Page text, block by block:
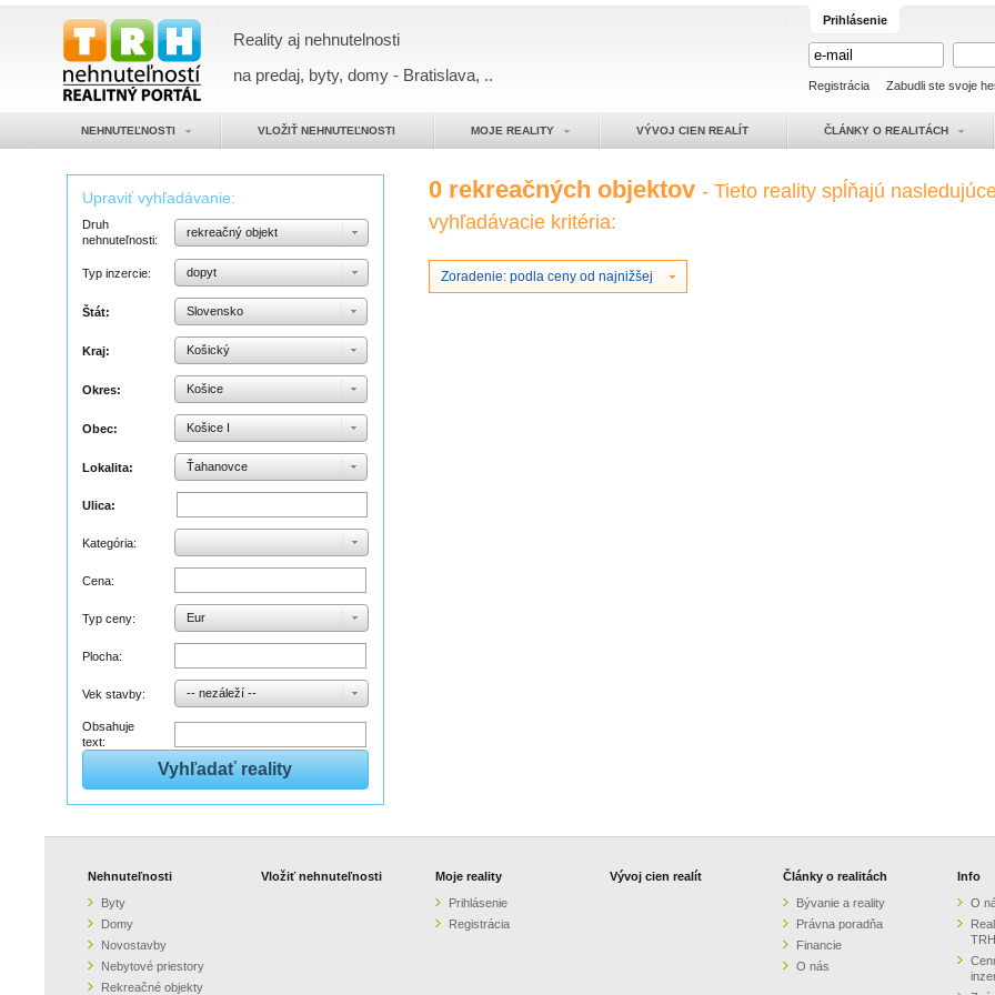
Reality aj nehnutelnosti
na predaj, byty, domy - Bratislava, ..
Prihlásenie
Registrácia Zabudli ste svoje
NEHNUTEĽNOSTI VLOŽIŤ NEHNUTEĽNOSTI MOJE REALITY VÝVOJ CIEN REALÍT ČLÁNKY O REALITÁCH
Upraviť vyhľadávanie:
Druh
nehnuteľnosti:
rekreačný objekt
Typ inzercie: dopyt
Štát: Slovensko
Kraj: Košický
Okres: Košice
Obec: Košice I
Lokalita: Ťahanovce
Ulica:
Kategória:
Cena:
Typ ceny: Eur
Plocha:
Vek stavby: -- nezáleží --
Obsahuje
text:
0 rekreačných objektov- Tieto reality spĺňajú
vyhľadávacie kritéria:
Zoradenie: podla ceny od najnižšej
Nehnuteľnosti
Byty
Domy
Novostavby
Nebytové priestory
Rekreačné objekty
Vložiť nehnuteľnosti
Moje reality
Prihlásenie
Registrácia
Vývoj cien realít
Články o realitách
Bývanie a reality
Právna poradňa
Financie
O nás
Info
O